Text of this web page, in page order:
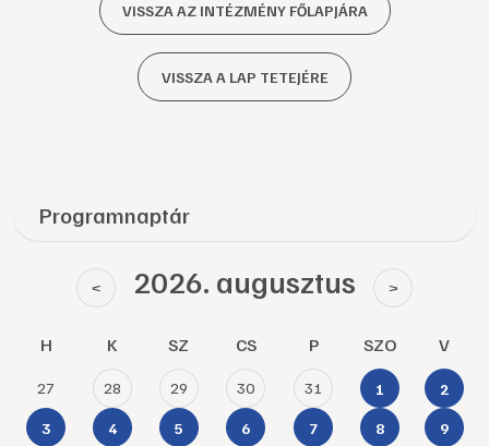
VISSZA AZ INTÉZMÉNY FŐLAPJÁRA
VISSZA A LAP TETEJÉRE
Programnaptár
< 2026. augusztus >
H K SZ CS P SZO V
27 28 29 30 31 1 2
3 4 5 6 7 8 9